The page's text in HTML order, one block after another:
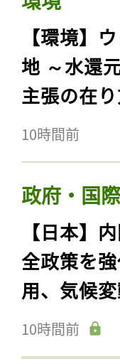
【環境】
地 ～水還
主張の在
10時間前
政府・国
【日本】
全政策を
用、気候
10時間前